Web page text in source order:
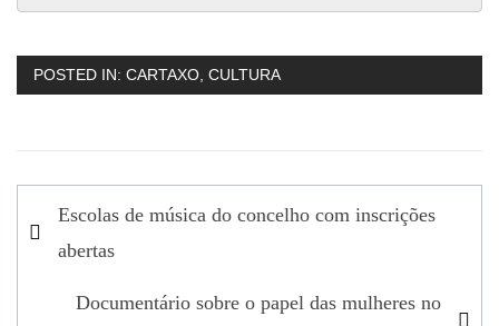
POSTED IN: CARTAXO, CULTURA
Navegação
de
Escolas de música do concelho com inscrições
abertas
Documentário sobre o papel das mulheres no